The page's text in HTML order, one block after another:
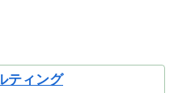
ティング